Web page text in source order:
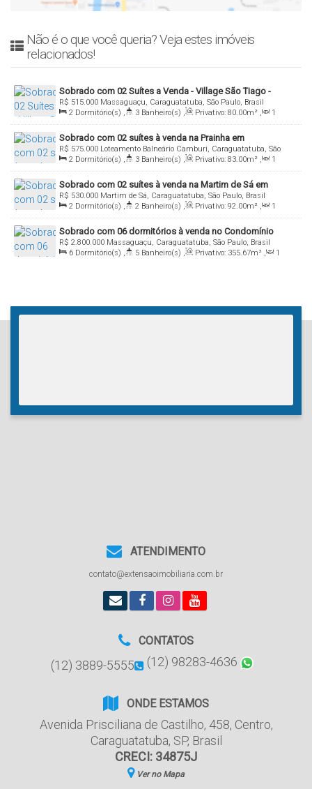
Não é o que você queria? Veja estes imóveis
relacionados!
Sobrado com 02 Suítes a Venda - Village São Tiago -
Massaguaçu - Caraguatatuba/Sp
R$ 515.000 Massaguaçu, Caraguatatuba, São Paulo, Brasil
2 Dormitório(s) , 3 Banheiro(s) , Privativo: 80.00m² ,
1
Sala(s) , 2 Suíte(s) , Total: 80.00m² , 2 Vaga(s) ,
450m
Distância do Mar , Útil: 80.00m² , Terreno: 1200.00
Sobrado com 02 suítes à venda na Prainha em
Caraguatatuba / SP
R$ 575.000 Loteamento Balneário Camburi, Caraguatatuba, São
Paulo, Brasil
2 Dormitório(s) , 3 Banheiro(s) , Privativo: 83.00m² ,
1
Sala(s) , 2 Suíte(s) , Total: 83.00m² , 1 Vaga(s) ,
50m
Distância do Mar , Útil: 83.00m²
Sobrado com 02 suítes à venda na Martim de Sá em
Caraguatatuba - SP
R$ 530.000 Martim de Sá, Caraguatatuba, São Paulo, Brasil
2 Dormitório(s) , 2 Banheiro(s) , Privativo: 92.00m² ,
1
Sala(s) , 1 Suíte(s) , Total: 169.00m² , 1 Vaga(s) ,
1000m
Distância do Mar , Útil: 92.00m²
Sobrado com 06 dormitórios à venda no Condomínio
Costa Nova, Bairro Massaguaçu - Caraguatatuba / SP
R$ 2.800.000 Massaguaçu, Caraguatatuba, São Paulo, Brasil
6 Dormitório(s) , 5 Banheiro(s) , Privativo: 355.67m² ,
1
ATENDIMENTO
contato@extensaoimobiliaria.com.br
CONTATOS
(12) 3889-5555 (12) 98283-4636
ONDE ESTAMOS
Avenida Prisciliana de Castilho, 458, Centro,
Caraguatatuba, SP, Brasil
CRECI: 34875J
Ver no Mapa